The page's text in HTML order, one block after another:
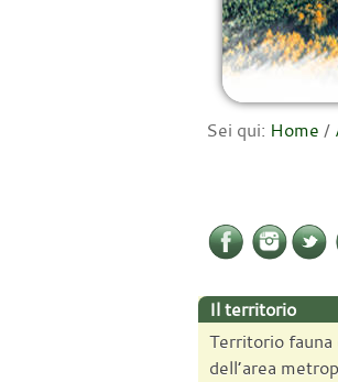
Sei qui: Home /
Il territorio
Territorio fauna
dell’area